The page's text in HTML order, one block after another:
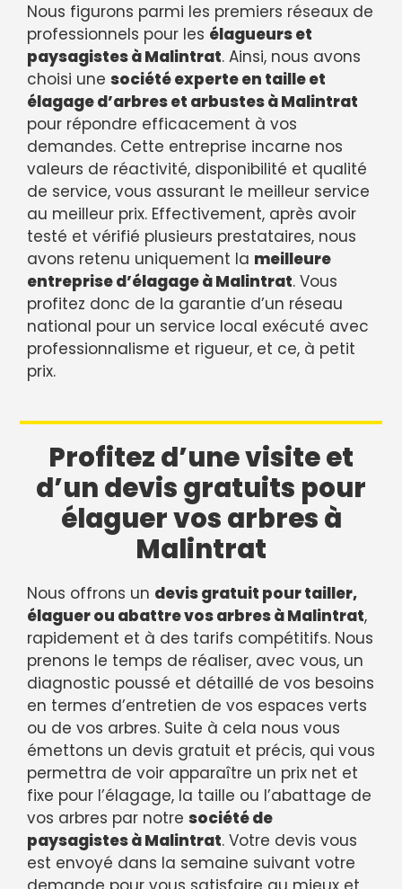
Nous figurons parmi les premiers réseaux de
professionnels pour les élagueurs et
paysagistes à Malintrat. Ainsi, nous avons
choisi une société experte en taille et
élagage d’arbres et arbustes à Malintrat
pour répondre efficacement à vos
demandes. Cette entreprise incarne nos
valeurs de réactivité, disponibilité et qualité
de service, vous assurant le meilleur service
au meilleur prix. Effectivement, après avoir
testé et vérifié plusieurs prestataires, nous
avons retenu uniquement la meilleure
entreprise d’élagage à Malintrat. Vous
profitez donc de la garantie d’un réseau
national pour un service local exécuté avec
professionnalisme et rigueur, et ce, à petit
prix.
Profitez d’une visite et
d’un devis gratuits pour
élaguer vos arbres à
Malintrat
Nous offrons un devis gratuit pour tailler,
élaguer ou abattre vos arbres à Malintrat,
rapidement et à des tarifs compétitifs. Nous
prenons le temps de réaliser, avec vous, un
diagnostic poussé et détaillé de vos besoins
en termes d’entretien de vos espaces verts
ou de vos arbres. Suite à cela nous vous
émettons un devis gratuit et précis, qui vous
permettra de voir apparaître un prix net et
fixe pour l’élagage, la taille ou l’abattage de
vos arbres par notre société de
paysagistes à Malintrat. Votre devis vous
est envoyé dans la semaine suivant votre